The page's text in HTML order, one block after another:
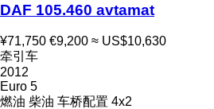
DAF 105.460 avtamat
¥71,750 €9,200 ≈ US$10,630
牵引车
2012
Euro 5
燃油 柴油 车桥配置 4x2